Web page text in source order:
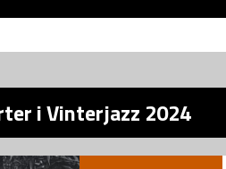
i Vinterjazz 2024